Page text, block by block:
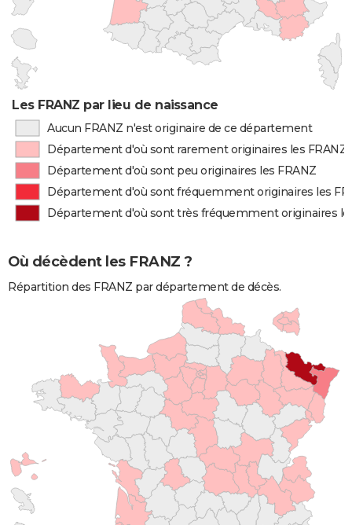
Les FRANZ par lieu de naissance
Aucun FRANZ n'est originaire de ce département
Département d'où sont rarement originaires les FRANZ
Département d'où sont peu originaires les FRANZ
Département d'où sont fréquemment originaires les
Département d'où sont très fréquemment originaires
Où décèdent les FRANZ ?
Répartition des FRANZ par département de décès.